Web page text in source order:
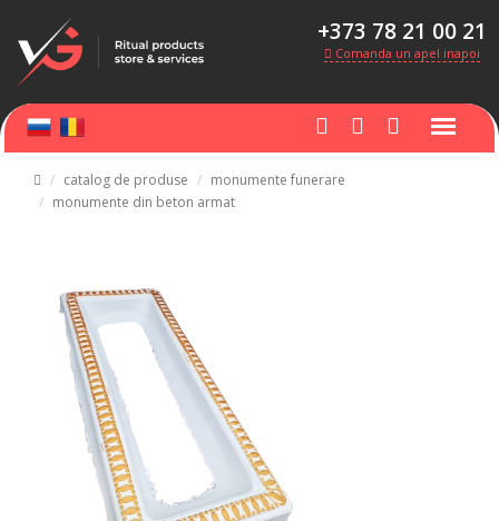
+373 78 21 00 21
Comanda un apel inapoi
catalog de produse
monumente funerare
monumente din beton armat